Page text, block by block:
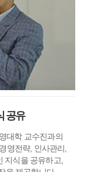
공유
대학 교수진과의
영전략, 인사관리,
지식을 공유하고,